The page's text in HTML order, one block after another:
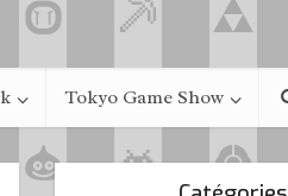
Tokyo Game Show